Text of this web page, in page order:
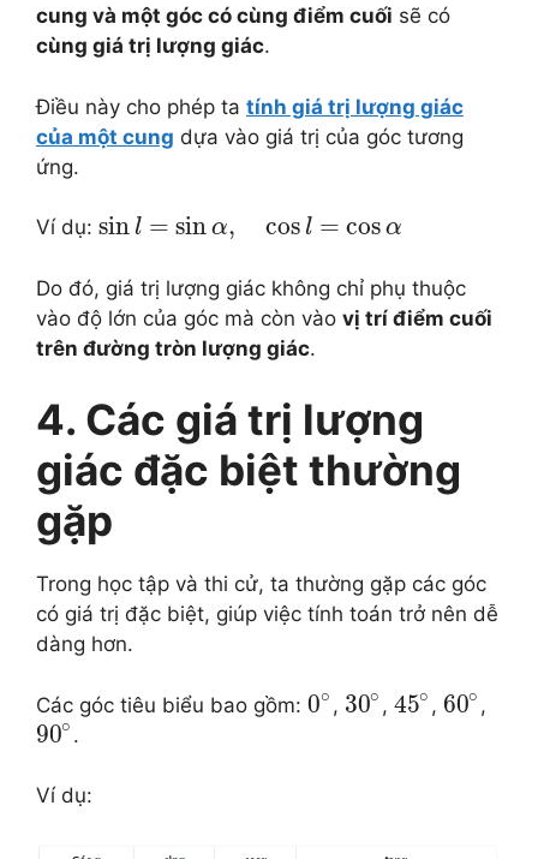
cung và một góc có cùng điểm cuối sẽ có
cùng giá trị lượng giác.
Điều này cho phép ta tính giá trị lượng giác
của một cung dựa vào giá trị của góc tương
ứng.
Ví dụ: sin l = sin α, cos l = cos α
Do đó, giá trị lượng giác không chỉ phụ thuộc
vào độ lớn của góc mà còn vào vị trí điểm cuối
trên đường tròn lượng giác.
4. Các giá trị lượng
giác đặc biệt thường
gặp
Trong học tập và thi cử, ta thường gặp các góc
có giá trị đặc biệt, giúp việc tính toán trở nên dễ
dàng hơn.
Các góc tiêu biểu bao gồm: 0∘ , 30∘ , 45∘ , 60∘ ,
90∘ .
Ví dụ: